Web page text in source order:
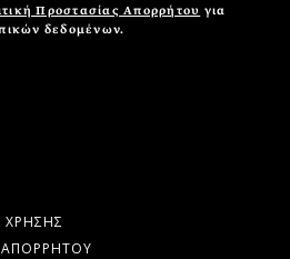
Προστασίας Απορρήτου για
δεδομένων.
ΧΡΗΣΗΣ
ΑΠΟΡΡΗΤΟΥ